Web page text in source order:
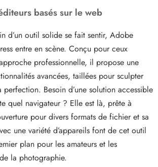
basés sur le web
d’un outil solide se fait sentir, Adobe
entre en scène. Conçu pour ceux
professionnelle, il propose une
avancées, taillées pour sculpter
perfection. Besoin d’une solution accessible
quel navigateur ? Elle est là, prête à
pour divers formats de fichier et sa
une variété d’appareils font de cet outil
plan pour les amateurs et les
la photographie.